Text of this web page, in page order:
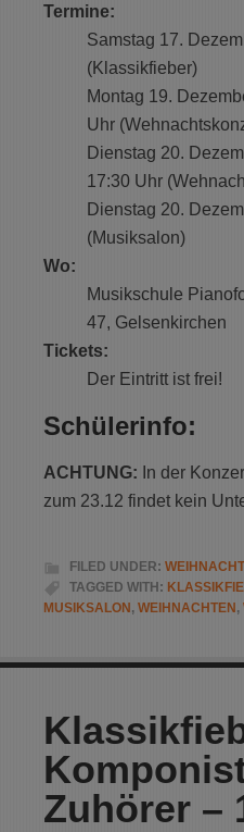
Termine:
Samstag 17.
(Klassikfieber)
Montag 19.
Uhr
Dienstag 20.
17:30 Uhr
Dienstag 20.
(Musiksalon)
Wo:
Musikschule
47, Gelsenkirchen
Tickets:
Der Eintritt ist frei!
Schülerinfo:
ACHTUNG: In der
zum 23.12 findet kein
FILED UNDER:
TAGGED WITH:
MUSIKSALON , WEIHNACHTEN ,
Zuhörer –